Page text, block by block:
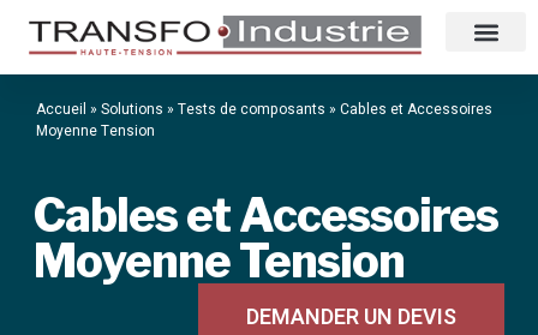
Accueil » Solutions » Tests de composants » Cables et Accessoires
Moyenne Tension
Cables et Accessoires
Moyenne Tension
DEMANDER UN DEVIS